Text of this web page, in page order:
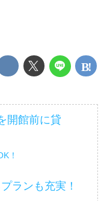
開館前に貸
！
ランも充実！